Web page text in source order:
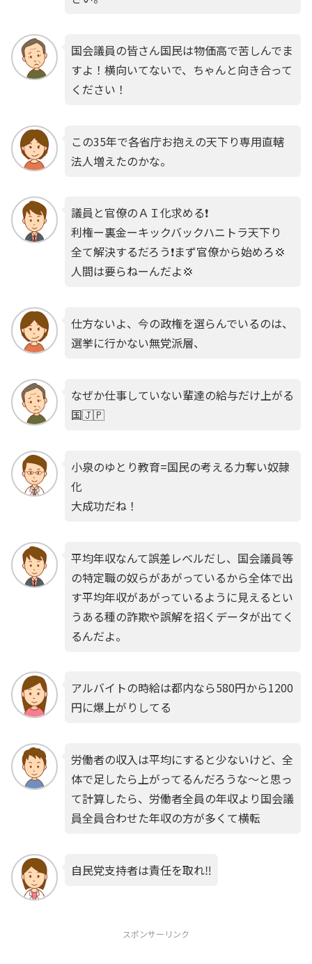
国会議員の皆さん国民は物価高で苦しんでま
すよ！横向いてないで、ちゃんと向き合って
ください！
この35年で各省庁お抱えの天下り専用直轄
法人増えたのかな。
議員と官僚のＡＩ化求める❗️
利権ー裏金ーキックバックハニトラ天下り
全て解決するだろう❗️まず官僚から始めろ💢
人間は要らねーんだよ💢
仕方ないよ、今の政権を選らんでいるのは、
選挙に行かない無党派層、
なぜか仕事していない輩達の給与だけ上がる
国🇯🇵
小泉のゆとり教育=国民の考える力奪い奴隷
化
大成功だね！
平均年収なんて誤差レベルだし、国会議員等
の特定職の奴らがあがっているから全体で出
す平均年収があがっているように見えるとい
うある種の詐欺や誤解を招くデータが出てく
るんだよ。
アルバイトの時給は都内なら580円から1200
円に爆上がりしてる
労働者の収入は平均にすると少ないけど、全
体で足したら上がってるんだろうな〜と思っ
て計算したら、労働者全員の年収より国会議
員全員合わせた年収の方が多くて横転
自民党支持者は責任を取れ‼️
スポンサーリンク